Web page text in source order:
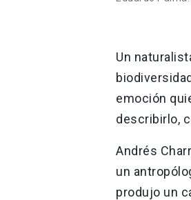
Un
emoción
describirlo,
Andrés
un
produjo un